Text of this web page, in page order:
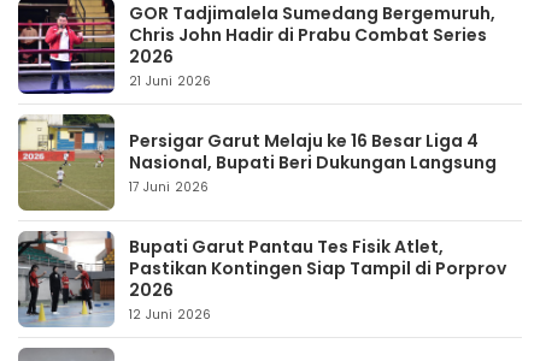
GOR Tadjimalela Sumedang Bergemuruh,
Chris John Hadir di Prabu Combat Series
2026
21 Juni 2026
Persigar Garut Melaju ke 16 Besar Liga 4
Nasional, Bupati Beri Dukungan Langsung
17 Juni 2026
Bupati Garut Pantau Tes Fisik Atlet,
Pastikan Kontingen Siap Tampil di Porprov
2026
12 Juni 2026